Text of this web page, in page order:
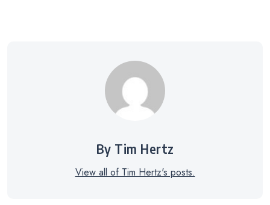
By Tim Hertz
View all of Tim Hertz's posts.